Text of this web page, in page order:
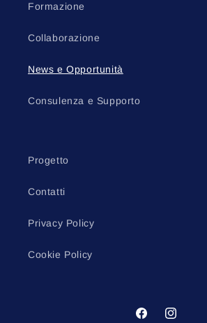
Formazione
Collaborazione
News e Opportunità
Consulenza e Supporto
Progetto
Contatti
Privacy Policy
Cookie Policy
FacebookInstagram